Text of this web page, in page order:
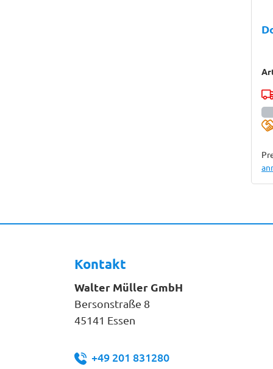
Kontakt
Walter Müller GmbH
Bersonstraße 8
45141 Essen
+49 201 831280